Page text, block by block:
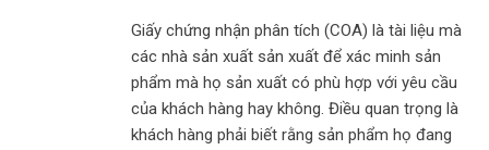
Giấy chứng nhận phân tích (COA) là tài liệu mà
các nhà sản xuất sản xuất để xác minh sản
phẩm mà họ sản xuất có phù hợp với yêu cầu
của khách hàng hay không. Điều quan trọng là
khách hàng phải biết rằng sản phẩm họ đang